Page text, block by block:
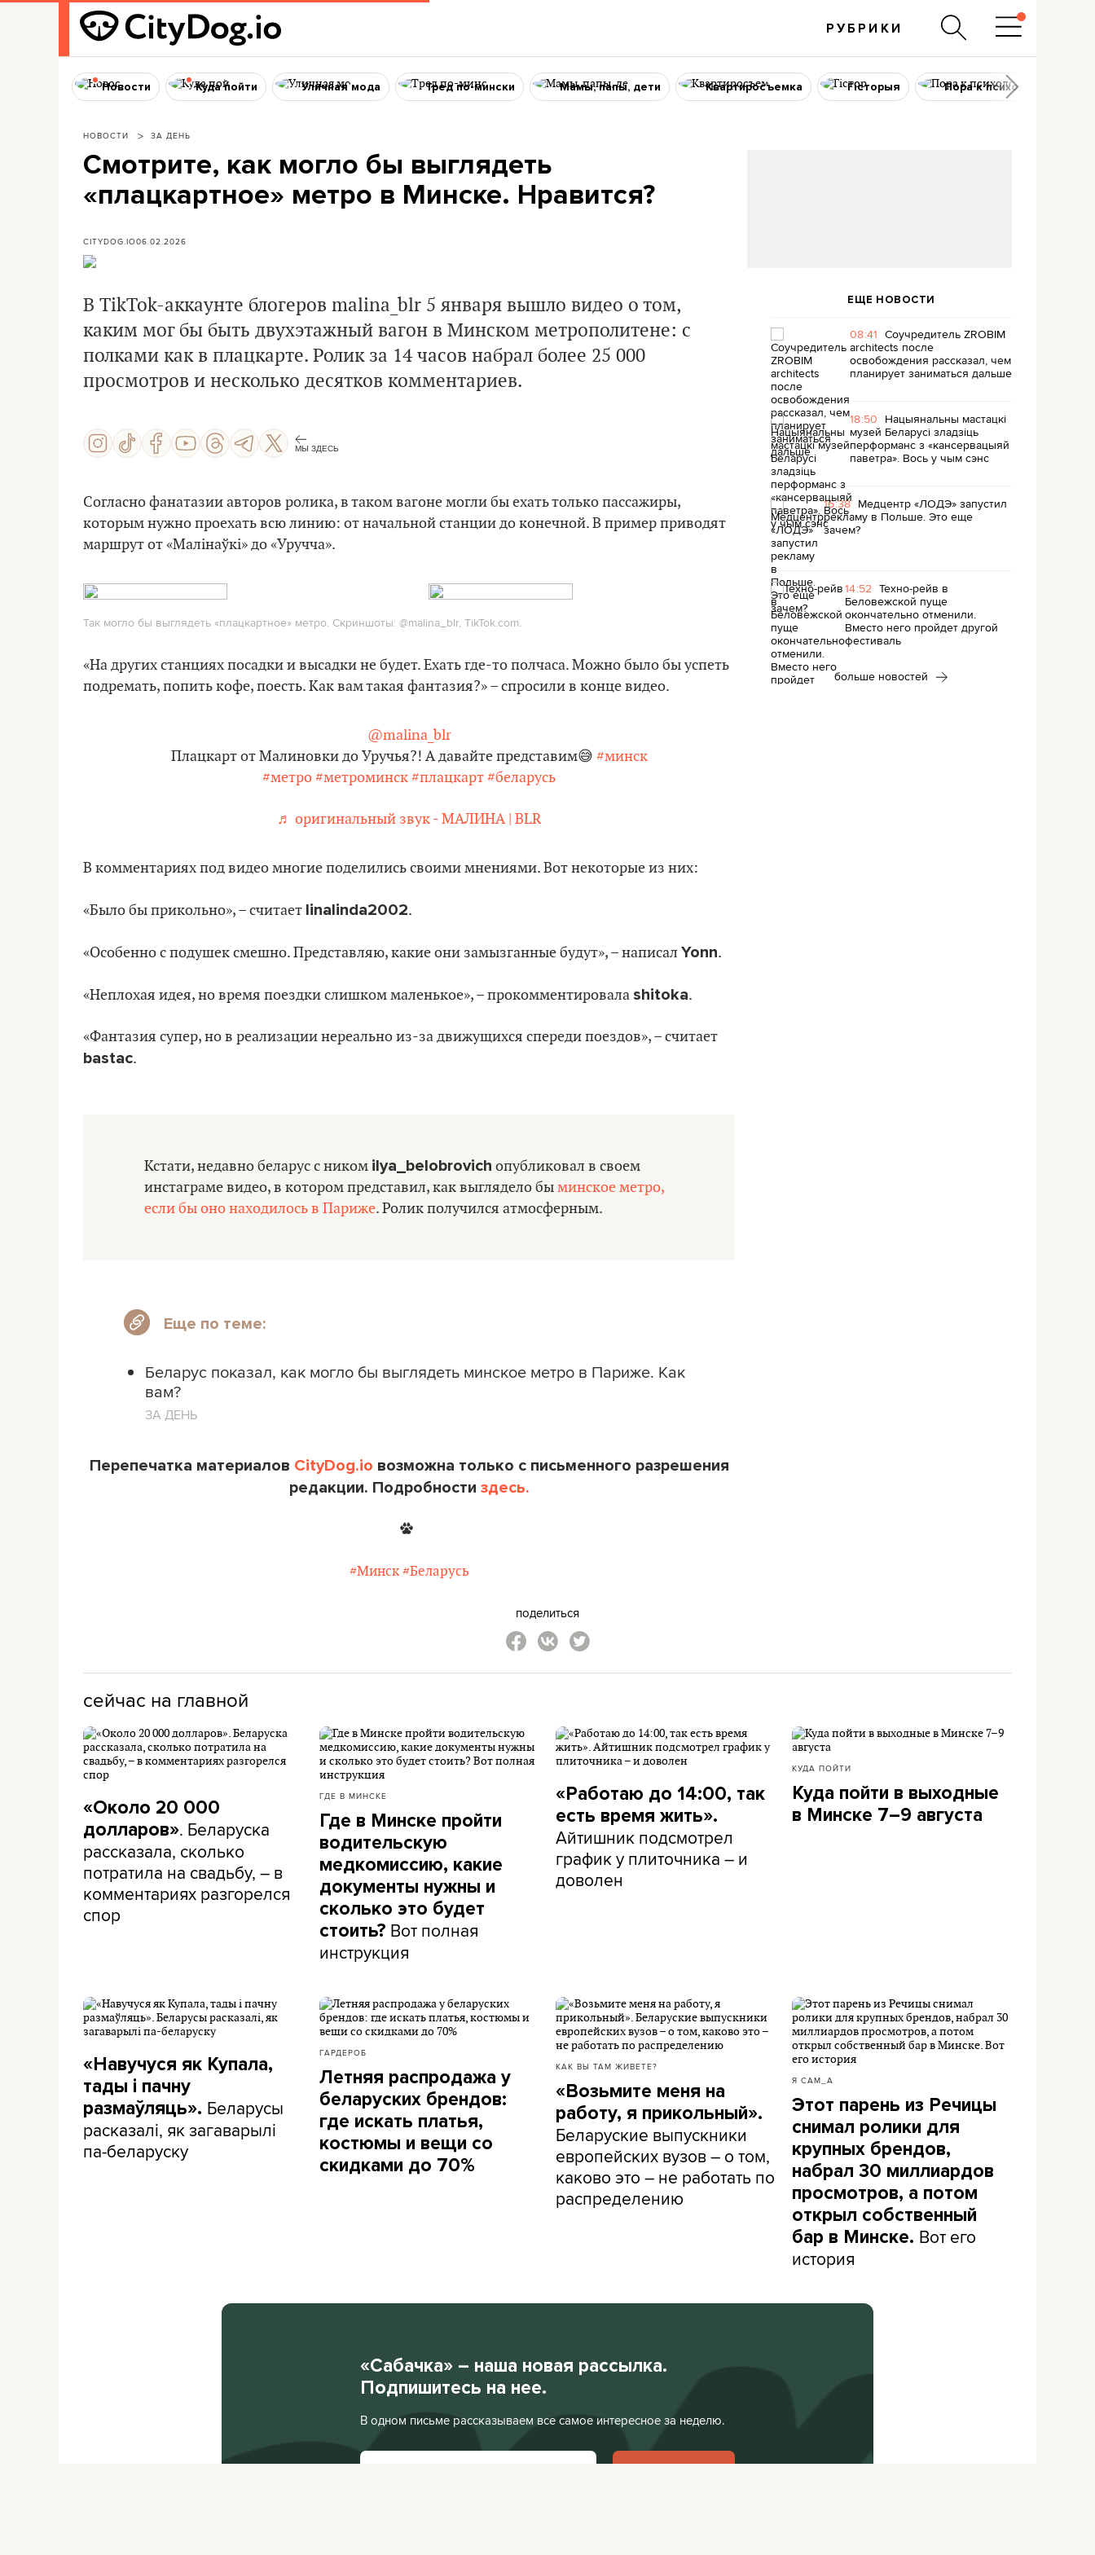
РУБРИКИ
Новости Куда пойти Уличная мода Тред по-мински Мамы, папы, дети Квартиросъемка Гісторыя Пора к психологу
НОВОСТИ ЗА ДЕНЬ
Смотрите, как могло бы выглядеть
«плацкартное» метро в Минске. Нравится?
CITYDOG.IO06.02.2026
В TikTok-аккаунте блогеров malina_blr 5 января вышло видео о том,
каким мог бы быть двухэтажный вагон в Минском метрополитене: с
полками как в плацкарте. Ролик за 14 часов набрал более 25 000
просмотров и несколько десятков комментариев.
МЫ ЗДЕСЬ
Согласно фанатазии авторов ролика, в таком вагоне могли бы ехать только пассажиры,
которым нужно проехать всю линию: от начальной станции до конечной. В пример приводят
маршрут от «Малінаўкі» до «Уручча».
Так могло бы выглядеть «плацкартное» метро. Скриншоты: @malina_blr, TikTok.com.
«На других станциях посадки и высадки не будет. Ехать где-то полчаса. Можно было бы успеть
подремать, попить кофе, поесть. Как вам такая фантазия?» – спросили в конце видео.
@malina_blr
Плацкарт от Малиновки до Уручья?! А давайте представим😅 #минск
#метро#метроминск#плацкарт#беларусь
♬ оригинальный звук - МАЛИНА | BLR
В комментариях под видео многие поделились своими мнениями. Вот некоторые из них:
«Было бы прикольно», – считает linalinda2002.
«Особенно с подушек смешно. Представляю, какие они замызганные будут», – написал Yonn.
«Неплохая идея, но время поездки слишком маленькое», – прокомментировала shitoka.
«Фантазия супер, но в реализации нереально из-за движущихся спереди поездов», – считает
bastac.
Кстати, недавно беларус с ником ilya_belobrovich опубликовал в своем
инстаграме видео, в котором представил, как выглядело быминское метро,
если бы оно находилось в Париже. Ролик получился атмосферным.
Еще по теме:
Беларус показал, как могло бы выглядеть минское метро в Париже. Как
вам?
ЗА ДЕНЬ
Перепечатка материалов CityDog.io возможна только с письменного разрешения
редакции. Подробности здесь.
#Минск #Беларусь
ЕЩЕ НОВОСТИ
08:41 Соучредитель ZROBIM
architects после
освобождения рассказал, чем
планирует заниматься дальше
18:50 Нацыянальны мастацкі
музей Беларусі зладзіць
перформанс з «кансервацыяй
паветра». Вось у чым сэнс
16:38 Медцентр «ЛОДЭ» запустил
рекламу в Польше. Это еще
зачем?
14:52 Техно-рейв в
Беловежской пуще
окончательно отменили.
Вместо него пройдет другой
фестиваль
больше новостей
поделиться
сейчас на главной
«Около 20 000
долларов». Беларуска
рассказала, сколько
потратила на свадьбу, – в
комментариях разгорелся
спор
ГДЕ В МИНСКЕ
Где в Минске пройти
водительскую
медкомиссию, какие
документы нужны и
сколько это будет
стоить? Вот полная
инструкция
«Работаю до 14:00, так
есть время жить».
Айтишник подсмотрел
график у плиточника – и
доволен
КУДА ПОЙТИ
Куда пойти в выходные
в Минске 7–9 августа
«Навучуся як Купала,
тады і пачну
размаўляць». Беларусы
расказалі, як загаварылі
па-беларуску
ГАРДЕРОБ
Летняя распродажа у
беларуских брендов:
где искать платья,
костюмы и вещи со
скидками до 70%
КАК ВЫ ТАМ ЖИВЕТЕ?
«Возьмите меня на
работу, я прикольный».
Беларуские выпускники
европейских вузов – о том,
каково это – не работать по
распределению
Я САМ_А
Этот парень из Речицы
снимал ролики для
крупных брендов,
набрал 30 миллиардов
просмотров, а потом
открыл собственный
бар в Минске. Вот его
история
«Сабачка» – наша новая рассылка.
Подпишитесь на нее.
В одном письме рассказываем все самое интересное за неделю.
Подписаться